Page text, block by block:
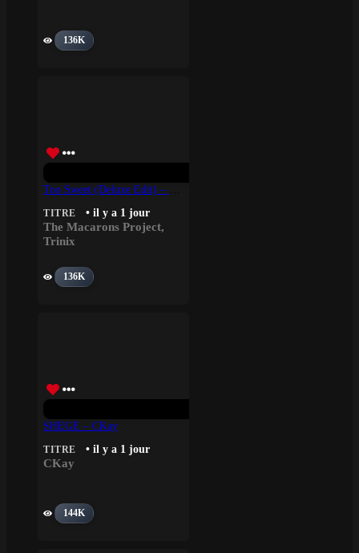
136K
TITRE • il y a 1 jour
The Macarons Project,
Trinix
136K
SHEGE – CKay
TITRE • il y a 1 jour
CKay
144K